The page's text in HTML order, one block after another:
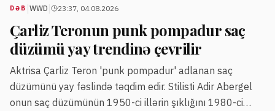
DƏB WWD 23:37, 04.08.2026
Çarliz Teronun punk pompadur saç
düzümü yay trendinə çevrilir
Aktrisa Çarliz Teron 'punk pompadur' adlanan saç
düzümünü yay fəslində təqdim edir. Stilisti Adir Abergel
onun saç düzümünün 1950-ci illərin şıklığını 1980-ci